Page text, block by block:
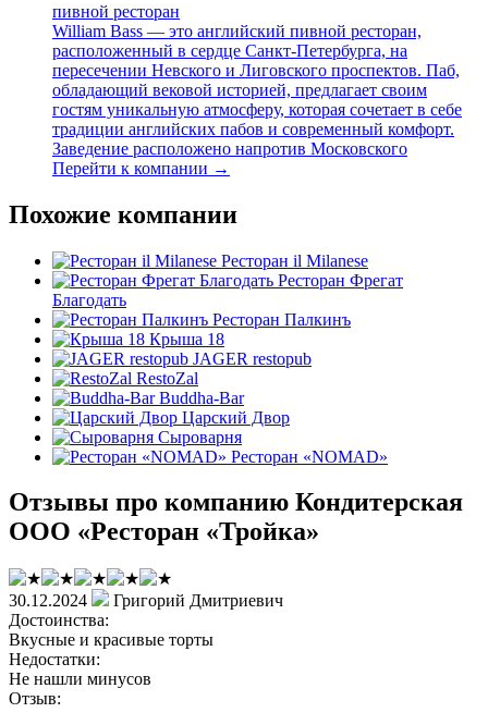
пивной ресторан
William Bass — это английский пивной ресторан,
расположенный в сердце Санкт-Петербурга, на
пересечении Невского и Лиговского проспектов. Паб,
обладающий вековой историей, предлагает своим
гостям уникальную атмосферу, которая сочетает в себе
традиции английских пабов и современный комфорт.
Заведение расположено напротив Московского
Перейти к компании →
Похожие компании
Ресторан il Milanese
Ресторан Фрегат
Благодать
Ресторан Палкинъ
Крыша 18
JAGER restopub
RestoZal
Buddha-Bar
Царский Двор
Сыроварня
Ресторан «NOMAD»
Отзывы про компанию Кондитерская
ООО «Ресторан «Тройка»
30.12.2024
Григорий Дмитриевич
Достоинства:
Вкусные и красивые торты
Недостатки:
Не нашли минусов
Отзыв: